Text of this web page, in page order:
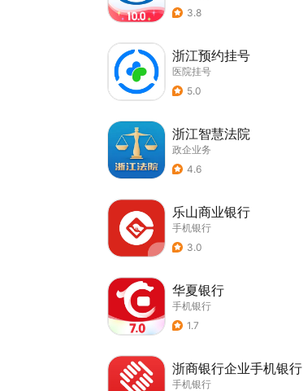
3.8
浙江预约挂号
医院挂号
5.0
浙江智慧法院
政企业务
4.6
乐山商业银行
手机银行
3.0
华夏银行
手机银行
1.7
浙商银行企业手机银行
手机银行